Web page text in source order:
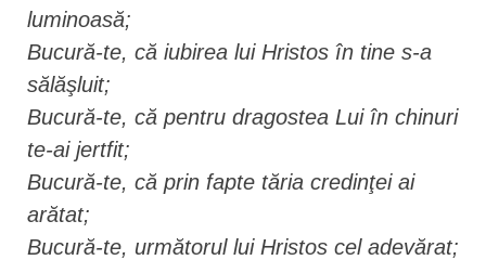
luminoasă;
Bucură-te, că iubirea lui Hristos în tine s-a
sălăşluit;
Bucură-te, că pentru dragostea Lui în chinuri
te-ai jertfit;
Bucură-te, că prin fapte tăria credinţei ai
arătat;
Bucură-te, următorul lui Hristos cel adevărat;